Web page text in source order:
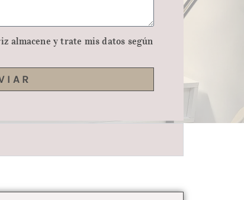
almacene y trate mis datos según